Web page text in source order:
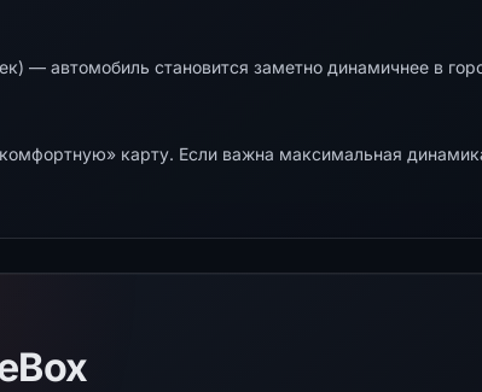
— автомобиль становится заметно динамичнее в
карту. Если важна максимальная